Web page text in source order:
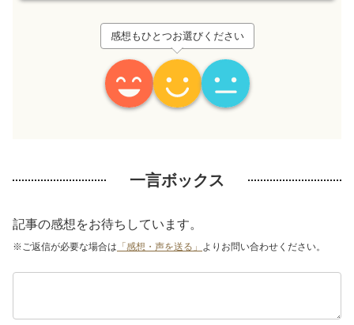
感想もひとつお選びください
一言ボックス
記事の感想をお待ちしています。
※ご返信が必要な場合は 「感想・声を送る」 よりお問い合わせください。